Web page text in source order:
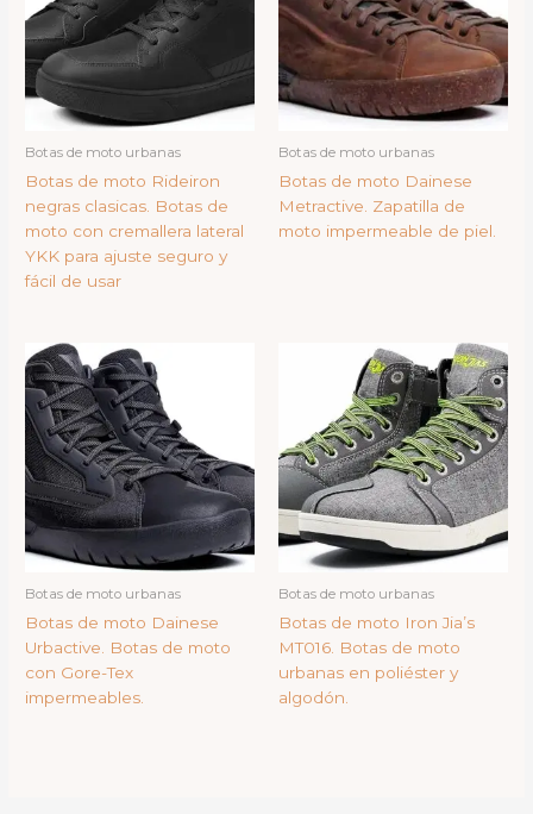
Botas de moto urbanas
Botas de moto Rideiron
negras clasicas. Botas de
moto con cremallera lateral
YKK para ajuste seguro y
fácil de usar
Botas de moto urbanas
Botas de moto Dainese
Metractive. Zapatilla de
moto impermeable de piel.
Botas de moto urbanas
Botas de moto Dainese
Urbactive. Botas de moto
con Gore-Tex
impermeables.
Botas de moto urbanas
Botas de moto Iron Jia’s
MT016. Botas de moto
urbanas en poliéster y
algodón.